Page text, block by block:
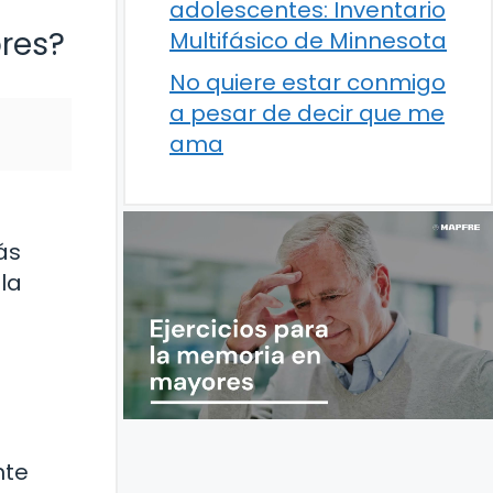
adolescentes: Inventario
Multifásico de Minnesota
No quiere estar conmigo
a pesar de decir que me
ama